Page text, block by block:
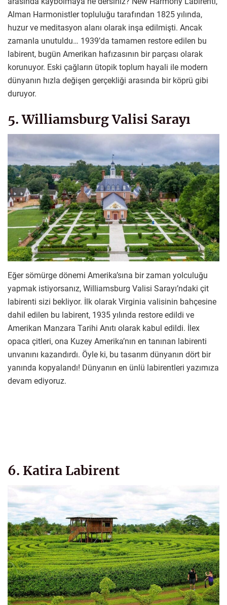
Alman Harmonistler topluluğu tarafından 1825 yılında,
huzur ve meditasyon alanı olarak inşa edilmişti. Ancak
zamanla unutuldu… 1939’da tamamen restore edilen bu
labirent, bugün Amerikan hafızasının bir parçası olarak
korunuyor. Eski çağların ütopik toplum hayali ile modern
dünyanın hızla değişen gerçekliği arasında bir köprü gibi
duruyor.
5. Williamsburg Valisi Sarayı
Eğer sömürge dönemi Amerika’sına bir zaman yolculuğu
yapmak istiyorsanız, Williamsburg Valisi Sarayı’ndaki çit
labirenti sizi bekliyor. İlk olarak Virginia valisinin bahçesine
dahil edilen bu labirent, 1935 yılında restore edildi ve
Amerikan Manzara Tarihi Anıtı olarak kabul edildi. İlex
opaca çitleri, ona Kuzey Amerika’nın en tanınan labirenti
unvanını kazandırdı. Öyle ki, bu tasarım dünyanın dört bir
yanında kopyalandı! Dünyanın en ünlü labirentleri yazımıza
devam ediyoruz.
6. Katira Labirent